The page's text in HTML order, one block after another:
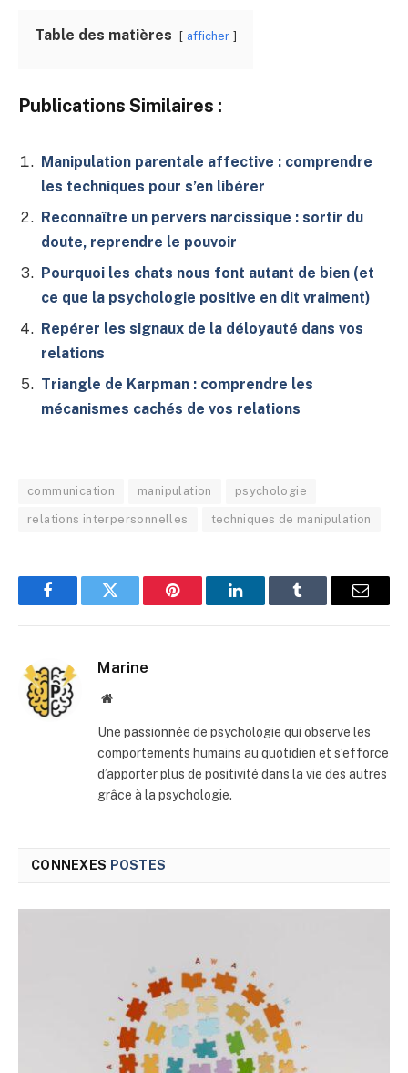
Table des matières afficher
Publications Similaires :
Manipulation parentale affective : comprendre
les techniques pour s’en libérer
Reconnaître un pervers narcissique : sortir du
doute, reprendre le pouvoir
Pourquoi les chats nous font autant de bien (et
ce que la psychologie positive en dit vraiment)
Repérer les signaux de la déloyauté dans vos
relations
Triangle de Karpman : comprendre les
mécanismes cachés de vos relations
communication manipulation psychologie
relations interpersonnelles techniques de manipulation
FacebookTwitter Pinterest LinkedInTumblr
E-
Marine
Site
Une passionnée de psychologie qui observe les
comportements humains au quotidien et s’efforce
d’apporter plus de positivité dans la vie des autres
grâce à la psychologie.
CONNEXES POSTES